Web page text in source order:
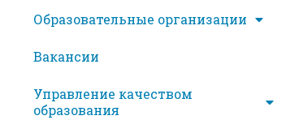
Образовательные организации
Вакансии
Управление качеством
образования